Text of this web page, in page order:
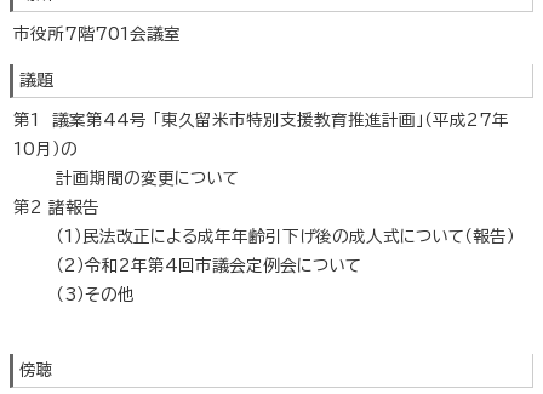
市役所7階701会議室
議題
第1 議案第44号 「東久留米市特別支援教育推進計画」（平成27年
10月）の
計画期間の変更について
第2 諸報告
（1）民法改正による成年年齢引下げ後の成人式について（報告）
（2）令和2年第4回市議会定例会について
（3）その他
傍聴